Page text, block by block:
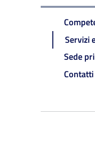
Servizi
Sede
Contatti